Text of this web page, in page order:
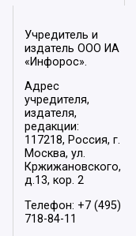
Учредитель и
издатель ООО ИА
«Инфорос».
Адрес
учредителя,
издателя,
редакции:
117218, Россия, г.
Москва, ул.
Кржижановского,
д.13, кор. 2
Телефон: +7 (495)
718-84-11